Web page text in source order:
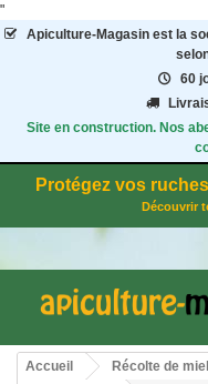
"
Apiculture-Magasinest la
60
Site en construction. Nos
Protégez vos
Découvrir
Accueil Récolte de miel